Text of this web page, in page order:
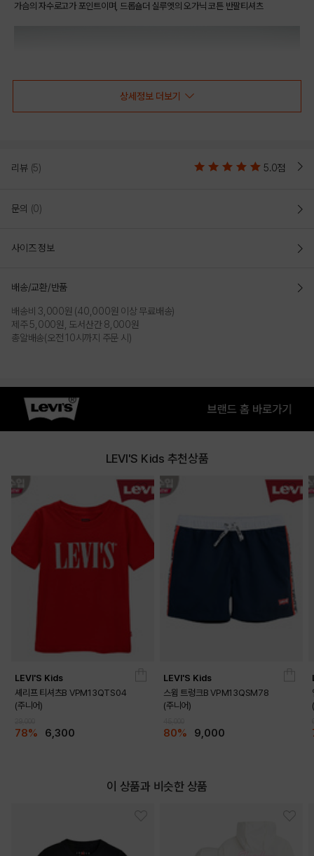
가슴의 자수로고가 포인트이며, 드롭숄더 실루엣의 오가닉 코튼 반팔티셔츠
상세정보 더보기
리뷰 (5) 5.0점
문의 (0)
사이즈 정보
배송/교환/반품
배송비 3,000원 (40,000원 이상 무료배송)
제주 5,000원, 도서산간 8,000원
총알배송(오전 10시까지 주문 시)
LEVI'S Kids 추천상품
LEVI'S Kids
셰리프 티셔츠B VPM13QTS04
(주니어)
78% 6,300
LEVI'S Kids
스윔 트렁크B VPM13QSM78
(주니어)
80% 9,000
이 상품과 비슷한 상품